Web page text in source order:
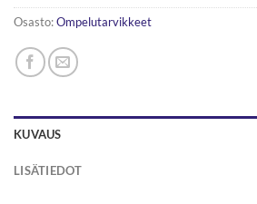
Osasto:Ompelutarvikkeet
KUVAUS
LISÄTIEDOT